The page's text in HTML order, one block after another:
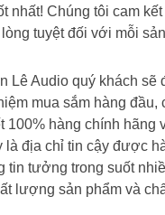
nhất! Chúng tôi cam kết
tuyệt đối với mỗi
Lê Audio quý khách sẽ
mua sắm hàng đầu,
100% hàng chính hãng
là địa chỉ tin cậy được
tin tưởng trong suốt
lượng sản phẩm và